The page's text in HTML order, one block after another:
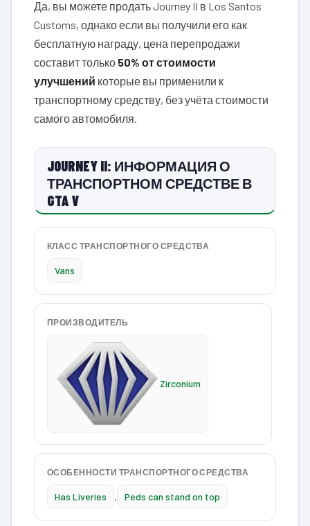
Да, вы можете продать Journey II в Los Santos
Customs, однако если вы получили его как
бесплатную награду, цена перепродажи
составит только 50% от стоимости
улучшений которые вы применили к
транспортному средству, без учёта стоимости
самого автомобиля.
JOURNEY II: ИНФОРМАЦИЯ О
ТРАНСПОРТНОМ СРЕДСТВЕ В
GTA V
КЛАСС ТРАНСПОРТНОГО СРЕДСТВА
Vans
ПРОИЗВОДИТЕЛЬ
Zirconium
ОСОБЕННОСТИ ТРАНСПОРТНОГО СРЕДСТВА
Has Liveries , Peds can stand on top